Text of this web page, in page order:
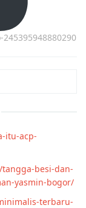
itu-acp-
besi-dan-
yasmin-bogor/
terbaru-